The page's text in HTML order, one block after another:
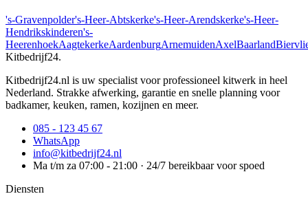
's-Gravenpolder's-Heer-Abtskerke's-Heer-Arendskerke's-Heer-
Hendrikskinderen's-
HeerenhoekAagtekerkeAardenburgArnemuidenAxelBaarland
Kitbedrijf24.
Kitbedrijf24.nl is uw specialist voor professioneel kitwerk in heel
Nederland. Strakke afwerking, garantie en snelle planning voor
badkamer, keuken, ramen, kozijnen en meer.
085 - 123 45 67
WhatsApp
info@kitbedrijf24.nl
Ma t/m za 07:00 - 21:00 · 24/7 bereikbaar voor spoed
Diensten